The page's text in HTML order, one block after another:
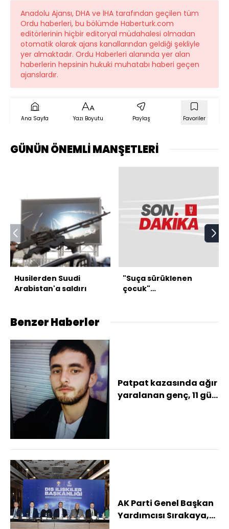
Anadolu Ajansı, DHA ve İHA tarafından geçilen tüm
Ordu haberleri, bu bölümde Haberturk.com
editörlerinin hiçbir editoryal müdahalesi olmadan
otomatik olarak ajans kanallarından geldiği şekliyle
yer almaktadır. Ordu Haberleri alanında yer alan
haberlerin hepsinin hukuki muhatabı haberi geçen
ajanslardır.
Ana Sayfa Yazı Boyutu Paylaş Favoriler
GÜNÜN ÖNEMLİ MANŞETLERİ
Husilerden Suudi
Arabistan'a saldırı
"Suça sürüklenen
çocuk"
Benzer Haberler
Patpat kazasında ağır
yaralanan genç, 11 gün
AK Parti Genel Başkan
Yardımcısı Sırakaya,